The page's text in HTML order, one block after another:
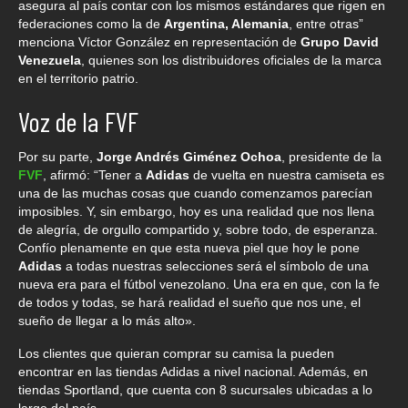
asegura al país contar con los mismos estándares que rigen en
federaciones como la de Argentina, Alemania , entre otras”
menciona Víctor González en representación de Grupo David
Venezuela , quienes son los distribuidores oficiales de la marca
en el territorio patrio.
Voz de la FVF
Por su parte, Jorge Andrés Giménez Ochoa , presidente de la
FVF , afirmó: “Tener a Adidas de vuelta en nuestra camiseta es
una de las muchas cosas que cuando comenzamos parecían
imposibles. Y, sin embargo, hoy es una realidad que nos llena
de alegría, de orgullo compartido y, sobre todo, de esperanza.
Confío plenamente en que esta nueva piel que hoy le pone
Adidas a todas nuestras selecciones será el símbolo de una
nueva era para el fútbol venezolano. Una era en que, con la fe
de todos y todas, se hará realidad el sueño que nos une, el
sueño de llegar a lo más alto».
Los clientes que quieran comprar su camisa la pueden
encontrar en las tiendas Adidas a nivel nacional. Además, en
tiendas Sportland, que cuenta con 8 sucursales ubicadas a lo